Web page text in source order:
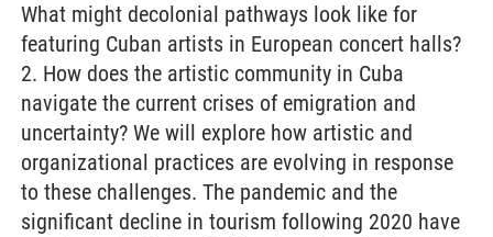
What might decolonial pathways look like for
featuring Cuban artists in European concert halls?
2. How does the artistic community in Cuba
navigate the current crises of emigration and
uncertainty? We will explore how artistic and
organizational practices are evolving in response
to these challenges. The pandemic and the
significant decline in tourism following 2020 have